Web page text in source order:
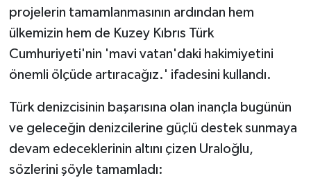
projelerin tamamlanmasının ardından hem
ülkemizin hem de Kuzey Kıbrıs Türk
Cumhuriyeti'nin 'mavi vatan'daki hakimiyetini
önemli ölçüde artıracağız.' ifadesini kullandı.
Türk denizcisinin başarısına olan inançla bugünün
ve geleceğin denizcilerine güçlü destek sunmaya
devam edeceklerinin altını çizen Uraloğlu,
sözlerini şöyle tamamladı: